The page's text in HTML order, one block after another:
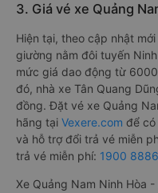
3. Giá vé xe Quảng
Hiện tại, theo cập nhật
giường nằm đôi tuyến
mức giá dao động từ
đó, nhà xe Tân Quang
đồng. Đặt vé xe Quảng
hãng tại Vexere.com để có
và hỗ trợ đổi trả vé miễn
trả vé miễn phí: 1900
Xe Quảng Nam Ninh Hòa